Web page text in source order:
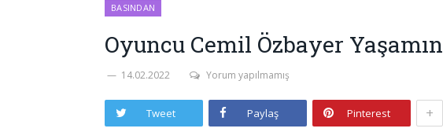
BASINDAN
Oyuncu Cemil Özbayer
14.02.2022 Yorum yapılmamış
Tweet Paylaş Pinterest +